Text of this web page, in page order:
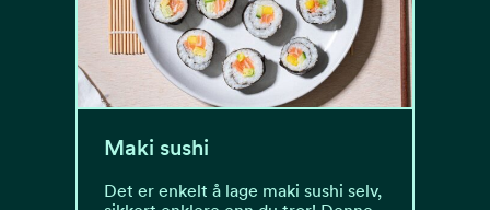
Maki sushi
Det er enkelt å lage maki sushi selv,